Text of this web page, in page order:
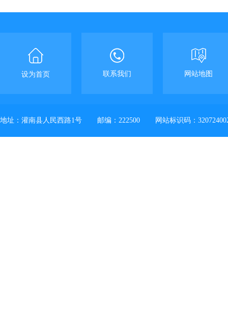
设为首页 联系我们 网站地图
地址：灌南县人民西路1号 邮编：222500 网站标识码：